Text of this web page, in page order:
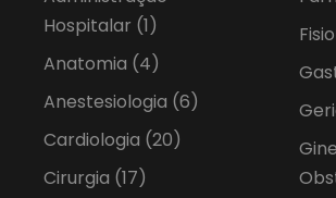
Hospitalar (1)
Anatomia (4)
Anestesiologia (6)
Cardiologia (20)
Cirurgia (17)